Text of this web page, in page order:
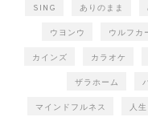
SING ありのまま
ウヨンウ ウルフカ
カインズ カラオケ
ザラホーム
マインドフルネス 人生